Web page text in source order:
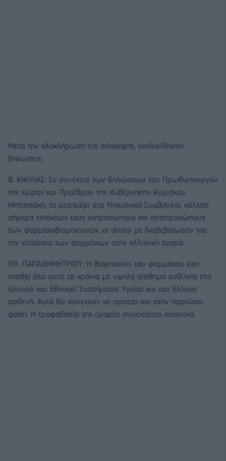
Μετά την ολοκλήρωση της σύσκεψης, ακολούθησαν
δηλώσεις:
Β. ΚΙΚΙΛΙΑΣ: Σε συνέχεια των δηλώσεων του Πρωθυπουργού
της χώρας και Προέδρου της Κυβέρνησης Κυριάκου
Μητσοτάκη, το μεσημέρι στο Υπουργικό Συμβούλιο, κάλεσα
σήμερα εκτάκτως τους εκπροσώπους και αντιπροσώπους
των φαρμακοβιομηχανιών, οι οποίοι με διαβεβαίωσαν για
την επάρκεια των φαρμάκων στην ελληνική αγορά.
ΟΛ. ΠΑΠΑΔΗΜΗΤΡΙΟΥ: Η βιομηχανία του φαρμάκου έχει
σταθεί όλα αυτά τα χρόνια με υψηλό αίσθημα ευθύνης στο
πλευρό του Εθνικού Συστήματος Υγείας και του Έλληνα
ασθενή. Αυτό θα συνεχίσει να πράττει και στην παρούσα
φάση. Η τροφοδοσία της αγοράς συνεχίζεται κανονικά.